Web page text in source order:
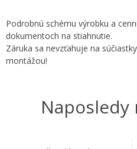
Podrobnú schému výrobku a
dokumentoch na stiahnutie.
Záruka sa nevzťahuje na
montážou!
Naposledy